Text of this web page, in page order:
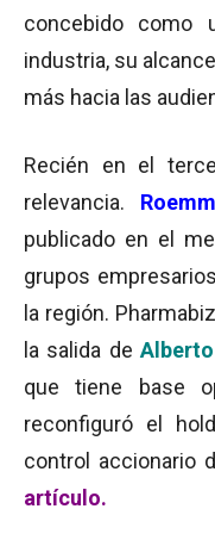
concebido como
industria, su
más hacia las
Recién en el
relevancia.
publicado en el
grupos
la región.
la salida de
que tiene base
reconfiguró el
control accionario
artículo.